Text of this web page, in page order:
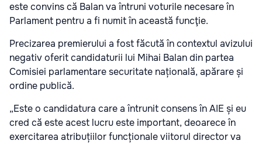
este convins că Balan va întruni voturile necesare în
Parlament pentru a fi numit în această funcţie.
Precizarea premierului a fost făcută în contextul avizului
negativ oferit candidaturii lui Mihai Balan din partea
Comisiei parlamentare securitate națională, apărare și
ordine publică.
„Este o candidatura care a întrunit consens în AIE și eu
cred că este acest lucru este important, deoarece în
exercitarea atribuțiilor funcționale viitorul director va